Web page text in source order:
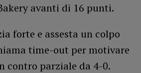
avanti di 16 punti.
forte e assesta un colpo
time-out per motivare
contro parziale da 4-0.